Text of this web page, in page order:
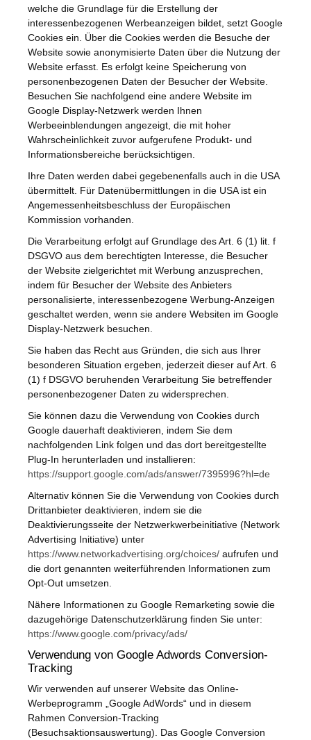
welche die Grundlage für die Erstellung der
interessenbezogenen Werbeanzeigen bildet, setzt Google
Cookies ein. Über die Cookies werden die Besuche der
Website sowie anonymisierte Daten über die Nutzung der
Website erfasst. Es erfolgt keine Speicherung von
personenbezogenen Daten der Besucher der Website.
Besuchen Sie nachfolgend eine andere Website im
Google Display-Netzwerk werden Ihnen
Werbeeinblendungen angezeigt, die mit hoher
Wahrscheinlichkeit zuvor aufgerufene Produkt- und
Informationsbereiche berücksichtigen.
Ihre Daten werden dabei gegebenenfalls auch in die USA
übermittelt. Für Datenübermittlungen in die USA ist ein
Angemessenheitsbeschluss der Europäischen
Kommission vorhanden.
Die Verarbeitung erfolgt auf Grundlage des Art. 6 (1) lit. f
DSGVO aus dem berechtigten Interesse, die Besucher
der Website zielgerichtet mit Werbung anzusprechen,
indem für Besucher der Website des Anbieters
personalisierte, interessenbezogene Werbung-Anzeigen
geschaltet werden, wenn sie andere Websiten im Google
Display-Netzwerk besuchen.
Sie haben das Recht aus Gründen, die sich aus Ihrer
besonderen Situation ergeben, jederzeit dieser auf Art. 6
(1) f DSGVO beruhenden Verarbeitung Sie betreffender
personenbezogener Daten zu widersprechen.
Sie können dazu die Verwendung von Cookies durch
Google dauerhaft deaktivieren, indem Sie dem
nachfolgenden Link folgen und das dort bereitgestellte
Plug-In herunterladen und installieren:
https://support.google.com/ads/answer/7395996?hl=de
Alternativ können Sie die Verwendung von Cookies durch
Drittanbieter deaktivieren, indem sie die
Deaktivierungsseite der Netzwerkwerbeinitiative (Network
Advertising Initiative) unter
https://www.networkadvertising.org/choices/ aufrufen und
die dort genannten weiterführenden Informationen zum
Opt-Out umsetzen.
Nähere Informationen zu Google Remarketing sowie die
dazugehörige Datenschutzerklärung finden Sie unter:
https://www.google.com/privacy/ads/
Verwendung von Google Adwords Conversion-
Tracking
Wir verwenden auf unserer Website das Online-
Werbeprogramm „Google AdWords“ und in diesem
Rahmen Conversion-Tracking
(Besuchsaktionsauswertung). Das Google Conversion